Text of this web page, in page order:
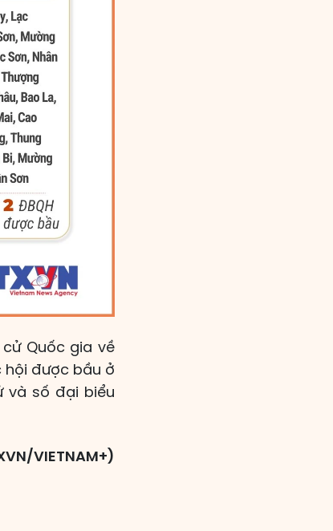
Quốc gia về
hội được bầu ở
và số đại biểu
VIETNAM+)